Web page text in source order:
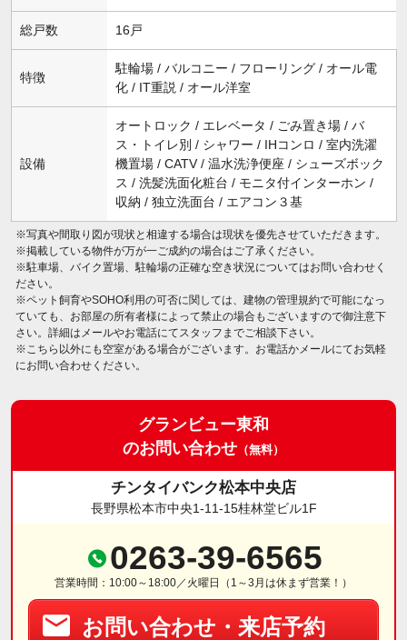
総戸数 16戸
特徴
駐輪場 / バルコニー / フローリング / オール電
化 / IT重説 / オール洋室
設備
オートロック / エレベータ / ごみ置き場 / バ
ス・トイレ別 / シャワー / IHコンロ / 室内洗濯
機置場 / CATV / 温水洗浄便座 / シューズボック
ス / 洗髪洗面化粧台 / モニタ付インターホン /
収納 / 独立洗面台 / エアコン３基
※写真や間取り図が現状と相違する場合は現状を優先させていただきます。
※掲載している物件が万が一ご成約の場合はご了承ください。
※駐車場、バイク置場、駐輪場の正確な空き状況についてはお問い合わせく
ださい。
※ペット飼育やSOHO利用の可否に関しては、建物の管理規約で可能になっ
ていても、お部屋の所有者様によって禁止の場合もございますので御注意下
さい。詳細はメールやお電話にてスタッフまでご相談下さい。
※こちら以外にも空室がある場合がございます。お電話かメールにてお気軽
にお問い合わせください。
グランビュー東和
のお問い合わせ （無料）
チンタイバンク松本中央店
長野県松本市中央1-11-15桂林堂ビル1F
0263-39-6565
営業時間：10:00～18:00／火曜日（1～3月は休まず営業！）
お問い合わせ・来店予約